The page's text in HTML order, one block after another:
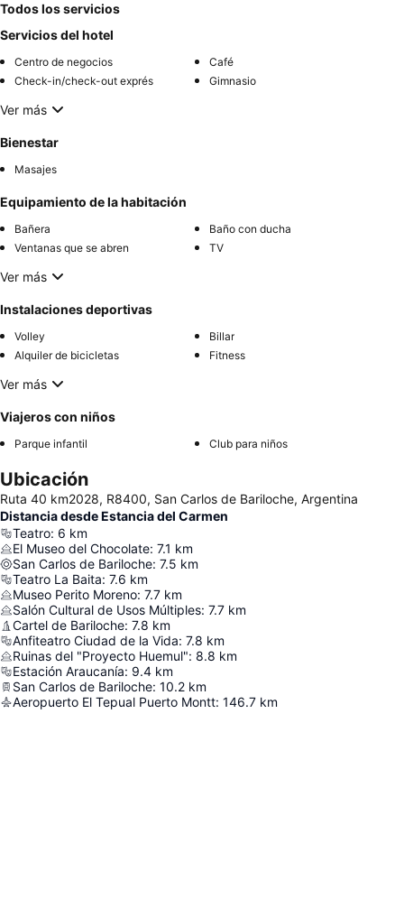
Todos los servicios
Servicios del hotel
Centro de negocios
Café
Check-in/check-out exprés
Gimnasio
Ver más
Bienestar
Masajes
Equipamiento de la habitación
Bañera
Baño con ducha
Ventanas que se abren
TV
Ver más
Instalaciones deportivas
Volley
Billar
Alquiler de bicicletas
Fitness
Ver más
Viajeros con niños
Parque infantil Club para niños
Ubicación
Ruta 40 km2028, R8400, San Carlos de Bariloche, Argentina
Distancia desde Estancia del Carmen
Teatro: 6 km
El Museo del Chocolate: 7.1 km
San Carlos de Bariloche: 7.5 km
Teatro La Baita: 7.6 km
Museo Perito Moreno: 7.7 km
Salón Cultural de Usos Múltiples: 7.7 km
Cartel de Bariloche: 7.8 km
Anfiteatro Ciudad de la Vida: 7.8 km
Ruinas del "Proyecto Huemul": 8.8 km
Estación Araucanía: 9.4 km
San Carlos de Bariloche: 10.2 km
Aeropuerto El Tepual Puerto Montt: 146.7 km